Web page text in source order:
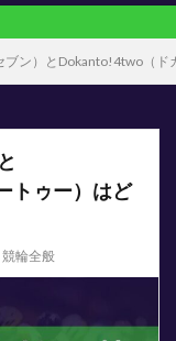
ブン）とDokanto!4two（
トゥー）はど
競輪全般